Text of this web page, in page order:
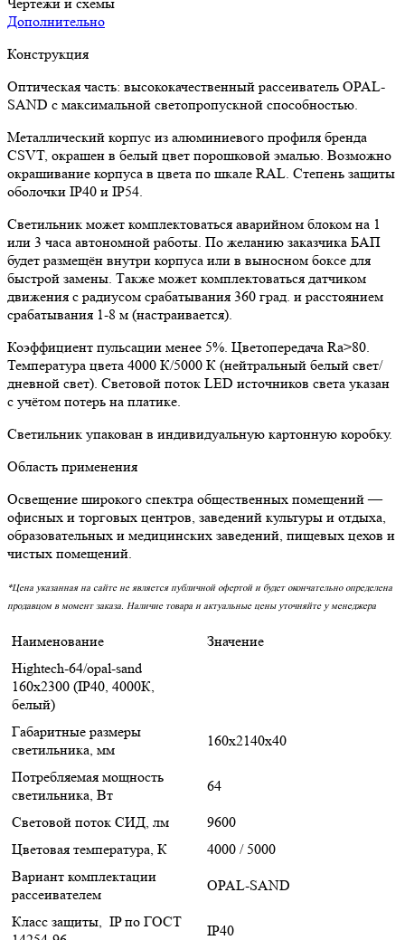
Дополнительно
Конструкция
Оптическая часть: высококачественный рассеиватель OPAL-
SAND c максимальной светопропускной способностью.
Металлический корпус из алюминиевого профиля бренда
CSVT, окрашен в белый цвет порошковой эмалью. Возможно
окрашивание корпуса в цвета по шкале RAL. Степень защиты
оболочки IP40 и IP54.
Светильник может комплектоваться аварийном блоком на 1
или 3 часа автономной работы. По желанию заказчика БАП
будет размещён внутри корпуса или в выносном боксе для
быстрой замены. Также может комплектоваться датчиком
движения с радиусом срабатывания 360 град. и расстоянием
срабатывания 1-8 м (настраивается).
Коэффициент пульсации менее 5%. Цветопередача Ra>80.
Температура цвета 4000 К/5000 К (нейтральный белый свет/
дневной свет). Световой поток LED источников света указан
с учётом потерь на платике.
Светильник упакован в индивидуальную картонную коробку.
Область применения
Освещение широкого спектра общественных помещений —
офисных и торговых центров, заведений культуры и отдыха,
образовательных и медицинских заведений, пищевых цехов и
чистых помещений.
*Цена указанная на сайте не является публичной офертой и будет окончательно определена
продавцом в момент заказа. Наличие товара и актуальные цены уточняйте у менеджера
Наименование
Значение
Hightech-64/opal-sand
160х2300 (IP40, 4000К,
белый)
Габаритные размеры
светильника, мм
160х2140х40
Потребляемая мощность
светильника, Вт
64
Световой поток СИД, лм
9600
Цветовая температура, К
4000 / 5000
Вариант комплектации
рассеивателем
OPAL-SAND
Класс защиты, IP по ГОСТ
IP40